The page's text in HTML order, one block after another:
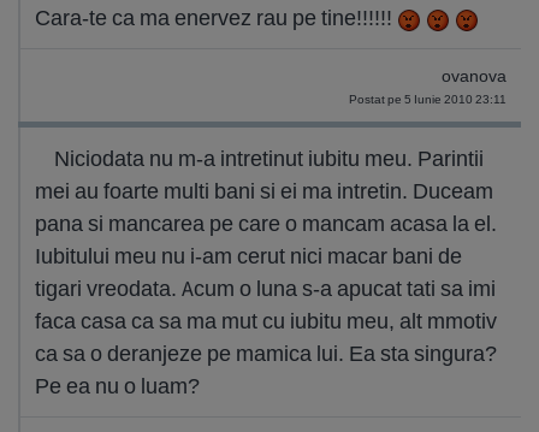
Cara-te ca ma enervez rau pe tine!!!!!!
ovanova
Postat pe 5 Iunie 2010 23:11
Niciodata nu m-a intretinut iubitu meu. Parintii
mei au foarte multi bani si ei ma intretin. Duceam
pana si mancarea pe care o mancam acasa la el.
Iubitului meu nu i-am cerut nici macar bani de
tigari vreodata. Acum o luna s-a apucat tati sa imi
faca casa ca sa ma mut cu iubitu meu, alt mmotiv
ca sa o deranjeze pe mamica lui. Ea sta singura?
Pe ea nu o luam?